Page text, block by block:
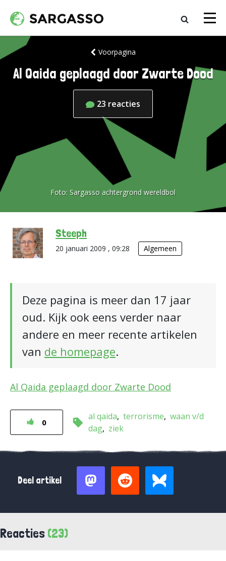
Voorpagina
Al Qaida geplaagd door Zwarte Dood
23 reacties
Foto: Sargasso achtergrond wereldbol
Steeph
20 januari 2009 , 09:28 Algemeen
Deze pagina is meer dan 17 jaar
oud. Kijk ook eens verder naar
andere en meer recente artikelen
van de homepage.
Al Qaida geplaagd door Zwarte Dood
0
al qaida terrorisme waan v/d
dag ziek
Deel artikel
Reacties (23)